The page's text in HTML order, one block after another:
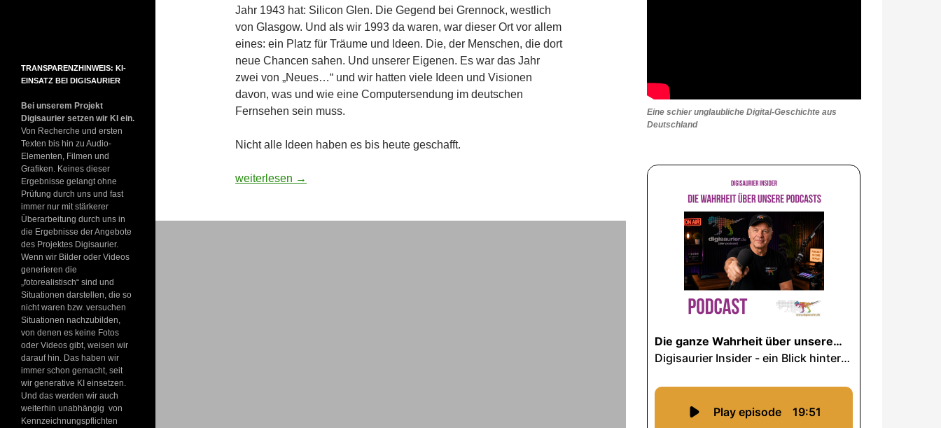
Jahr 1943 hat: Silicon Glen. Die Gegend bei Grennock, westlich
von Glasgow. Und als wir 1993 da waren, war dieser Ort vor allem
eines: ein Platz für Träume und Ideen. Die, der Menschen, die dort
neue Chancen sahen. Und unserer Eigenen. Es war das Jahr
zwei von „Neues…“ und wir hatten viele Ideen und Visionen
davon, was und wie eine Computersendung im deutschen
Fernsehen sein muss.
Nicht alle Ideen haben es bis heute geschafft.
Schottland: Silicon Glen – ein Traum von Zukunft
weiterlesen →
Eine schier unglaubliche Digital-Geschichte aus
Deutschland
TRANSPARENZHINWEIS: KI-
EINSATZ BEI DIGISAURIER
Bei unserem Projekt
Digisaurier setzen wir KI ein.
Von Recherche und ersten
Texten bis hin zu Audio-
Elementen, Filmen und
Grafiken. Keines dieser
Ergebnisse gelangt ohne
Prüfung durch uns und fast
immer nur mit stärkerer
Überarbeitung durch uns in
die Ergebnisse der Angebote
des Projektes Digisaurier.
Wenn wir Bilder oder Videos
generieren die
„fotorealistisch“ sind und
Situationen darstellen, die so
nicht waren bzw. versuchen
Situationen nachzubilden,
von denen es keine Fotos
oder Videos gibt, weisen wir
darauf hin. Das haben wir
immer schon gemacht, seit
wir generative KI einsetzen.
Und das werden wir auch
weiterhin unabhängig von
Kennzeichnungspflichten